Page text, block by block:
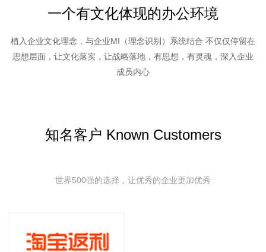
一个有文化体现的办公环境
植入企业文化理念，与企业MI（理念识别）系统结合 不仅仅停留在
思想层面，让文化落实，让战略落地，有思想，有灵魂，深入企业
成员内心
知名客户 Known Customers
世界500强的选择，让优秀的企业更加优秀